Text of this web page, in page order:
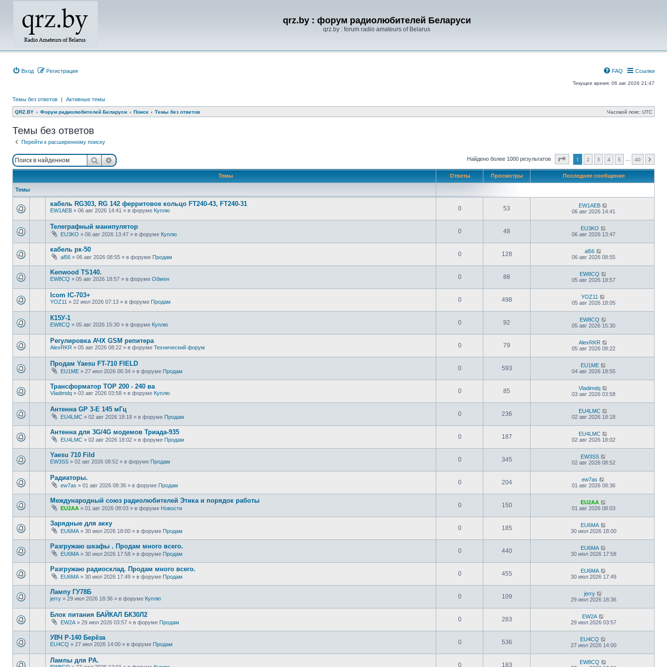
qrz.by : форум радиолюбителей Беларуси
qrz.by : forum radio amateurs of Belarus
Вход Регистрация Ссылки
FAQ
Текущее время: 06 авг 2026 21:47
Темы без ответов | Активные темы
QRZ.BY Форум радиолюбителей Беларуси Поиск Темы без ответов Часовой пояс: UTC
Темы без ответов
Перейти к расширенному поиску
ПоискРасширенный поиск Найдено более 1000 результатов Страница из40
1 2 3 4 5 40
Темы Ответы Просмотры Последнее сообщение
Темы
кабель RG303, RG 142 ферритовое кольцо FT240-43, FT240-31
EW1AEB » 06 авг 2026 14:41 » в форуме Куплю 0 53
EW1AEB
06 авг 2026 14:41
Телеграфный манипулятор
EU3KO » 06 авг 2026 13:47 » в форуме Куплю 0 48
EU3KO
06 авг 2026 13:47
кабель рк-50
al56 » 06 авг 2026 08:55 » в форуме Продам 0 128
al56
06 авг 2026 08:55
Kenwood TS140.
EW8CQ » 05 авг 2026 18:57 » в форуме Обмен 0 88
EW8CQ
05 авг 2026 18:57
Icom IC-703+
YOZ11 » 22 июл 2026 07:13 » в форуме Продам 0 498
YOZ11
05 авг 2026 18:05
К15У-1
EW8CQ » 05 авг 2026 15:30 » в форуме Куплю 0 92
EW8CQ
05 авг 2026 15:30
Регулировка АЧХ GSM репитера
AlexRKR » 05 авг 2026 08:22 » в форуме Технический форум 0 79
AlexRKR
05 авг 2026 08:22
Продам Yaesu FT-710 FIELD
EU1ME » 27 июл 2026 06:34 » в форуме Продам 0 593
EU1ME
04 авг 2026 18:55
Трансформатор ТОР 200 - 240 ва
Vladimdq » 03 авг 2026 03:58 » в форуме Куплю 0 85
Vladimdq
03 авг 2026 03:58
Антенна GP 3-E 145 мГц
EU4LMC » 02 авг 2026 18:18 » в форуме Продам 0 236
EU4LMC
02 авг 2026 18:18
Антенна для 3G/4G модемов Триада-935
EU4LMC » 02 авг 2026 18:02 » в форуме Продам 0 187
EU4LMC
02 авг 2026 18:02
Yaesu 710 Fild
EW3SS » 02 авг 2026 08:52 » в форуме Продам 0 345
EW3SS
02 авг 2026 08:52
Радиаторы.
ew7as » 01 авг 2026 08:36 » в форуме Продам 0 204
ew7as
01 авг 2026 08:36
Международный союз радиолюбителей Этика и порядок работы
EU2AA » 01 авг 2026 08:03 » в форуме Новости 0 150
EU2AA
01 авг 2026 08:03
Зарядные для акку
EU6MA » 30 июл 2026 18:00 » в форуме Продам 0 185
EU6MA
30 июл 2026 18:00
Разгружаю шкафы . Продам много всего.
EU6MA » 30 июл 2026 17:58 » в форуме Продам 0 440
EU6MA
30 июл 2026 17:58
Разгружаю радиосклад. Продам много всего.
EU6MA » 30 июл 2026 17:49 » в форуме Продам 0 455
EU6MA
30 июл 2026 17:49
Лампу ГУ78Б
jerry » 29 июл 2026 18:36 » в форуме Куплю 0 109
jerry
29 июл 2026 18:36
Блок питания БАЙКАЛ БК30Л2
EW2A » 29 июл 2026 03:57 » в форуме Продам 0 283
EW2A
29 июл 2026 03:57
УВЧ Р-140 Берёза
EU4CQ » 27 июл 2026 14:00 » в форуме Продам 0 536
EU4CQ
27 июл 2026 14:00
Лампы для РА.
0 183
EW8CQ